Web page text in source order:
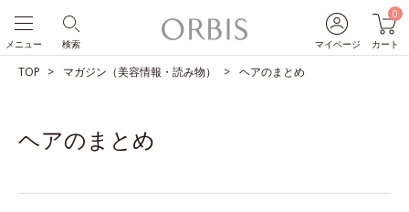
マイページ
0
カート
検索
メニュー
TOP マガジン（美容情報・読み物） ヘアのまとめ
ヘアのまとめ